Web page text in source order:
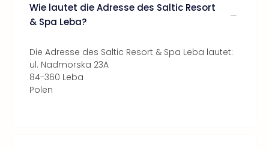
Wie lautet die Adresse des Saltic Resort
& Spa Leba?
Die Adresse des Saltic Resort & Spa Leba lautet:
ul. Nadmorska 23A
84-360 Leba
Polen